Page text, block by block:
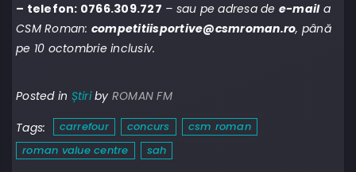
– telefon: 0766.309.727 – sau pe adresa de e-maila
CSM Roman: competitiisportive@csmroman.ro, până
pe 10 octombrie inclusiv.
Posted in Știriby ROMAN FM
Tags:
carrefour concurs
csm roman
roman value centre
sah